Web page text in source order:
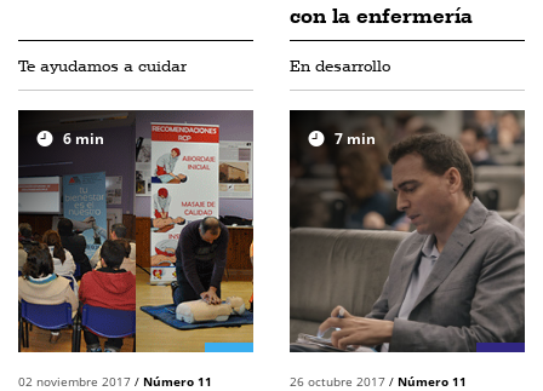
con la enfermería
Te ayudamos a cuidar
6min
02 noviembre 2017 / Número 11
En desarrollo
7 min
26 octubre 2017 / Número 11